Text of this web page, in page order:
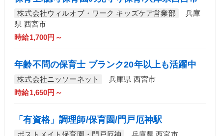
株式会社ウィルオブ・ワーク キッズケア営業部
兵庫
県 西宮市
時給1,700円～
年齢不問の保育士 ブランク20年以上も活躍中
株式会社ニッソーネット
兵庫県 西宮市
時給1,650円～
「有資格」調理師/保育園/門戸厄神駅